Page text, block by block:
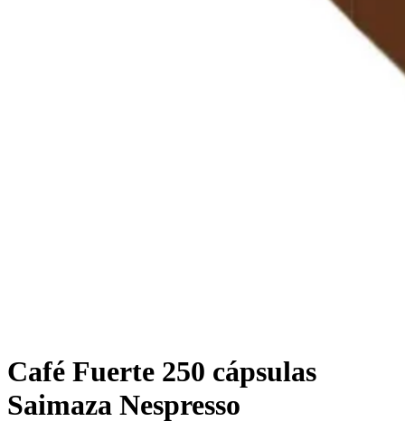
Café Fuerte 250 cápsulas
Saimaza Nespresso